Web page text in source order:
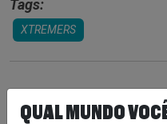
Tags:
XTREMERS
QUAL MUNDO